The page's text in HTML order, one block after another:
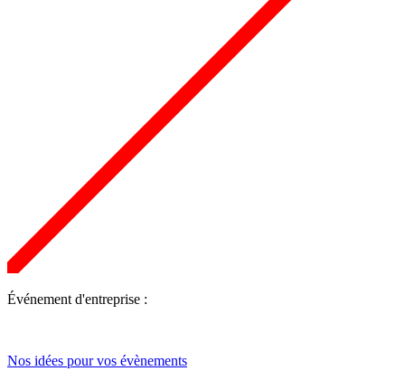
Événement d'entreprise :
Nos idées pour vos évènements